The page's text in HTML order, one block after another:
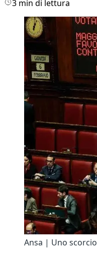
3 min di lettura
Ansa | Uno